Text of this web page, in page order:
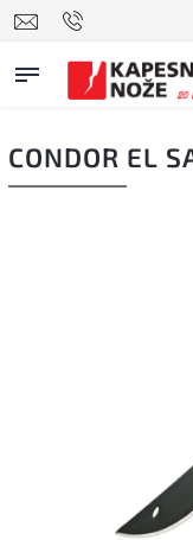
CONDOR EL